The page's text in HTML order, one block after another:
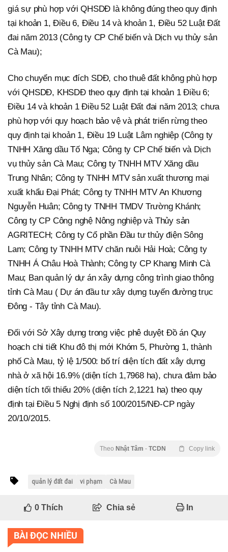
giá sự phù hợp với QHSDĐ là không đúng theo quy định
tại khoản 1, Điều 6, Điều 14 và khoản 1, Điều 52 Luật Đất
đai năm 2013 (Công ty CP Chế biến và Dịch vụ thủy sản
Cà Mau);
Cho chuyển mục đích SDĐ, cho thuê đất không phù hợp
với QHSDĐ, KHSDĐ theo quy định tại khoản 1 Điều 6;
Điều 14 và khoản 1 Điều 52 Luật Đất đai năm 2013; chưa
phù hợp với quy hoạch bảo vệ và phát triển rừng theo
quy định tại khoản 1, Điều 19 Luật Lâm nghiệp (Công ty
TNHH Xăng dầu Tố Nga; Công ty CP Chế biến và Dịch
vụ thủy sản Cà Mau; Công ty TNHH MTV Xăng dầu
Trung Nhân; Công ty TNHH MTV sản xuất thương mại
xuất khẩu Đại Phát; Công ty TNHH MTV An Khương
Nguyễn Huân; Công ty TNHH TMDV Trường Khánh;
Công ty CP Công nghệ Nông nghiệp và Thủy sản
AGRITECH; Công ty Cổ phần Đầu tư thủy điện Sông
Lam; Công ty TNHH MTV chăn nuôi Hải Hoà; Công ty
TNHH Á Châu Hoà Thành; Công ty CP Khang Minh Cà
Mau; Ban quản lý dự án xây dựng công trình giao thông
tỉnh Cà Mau ( Dự án đầu tư xây dựng tuyến đường trục
Đông - Tây tỉnh Cà Mau).
Đối với Sở Xây dựng trong việc phê duyệt Đồ án Quy
hoạch chi tiết Khu đô thị mới Khóm 5, Phường 1, thành
phố Cà Mau, tỷ lệ 1/500: bố trí diện tích đất xây dựng
nhà ở xã hội 16.9% (diện tích 1,7968 ha), chưa đảm bảo
diện tích tối thiểu 20% (diện tích 2,1221 ha) theo quy
định tại Điều 5 Nghị định số 100/2015/NĐ-CP ngày
20/10/2015.
Theo Nhật Tâm - TCDN Copy link
quản lý đất đai vi phạm Cà Mau
0Thích Chia sẻ In
BÀI ĐỌC NHIỀU